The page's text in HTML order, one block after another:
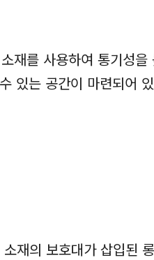
재를 사용하여 통기성
있는 공간이 마련되어
재의 보호대가 삽입된